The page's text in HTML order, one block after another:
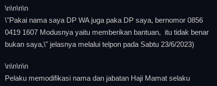
\n\n\n\n
\"Pakai nama saya DP WA juga paka DP saya, bernomor 0856
0419 1607 Modusnya yaitu memberikan bantuan, itu tidak benar
bukan saya,\" jelasnya melalui telpon pada Sabtu 23/6/2023)
\n\n\n\n
Pelaku memodifikasi nama dan jabatan Haji Mamat selaku